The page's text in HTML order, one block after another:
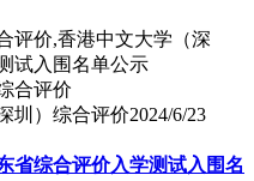
评价,香港中文大学（深
试入围名单公示
圳）综合评价2024/6/23
省综合评价入学测试入围名